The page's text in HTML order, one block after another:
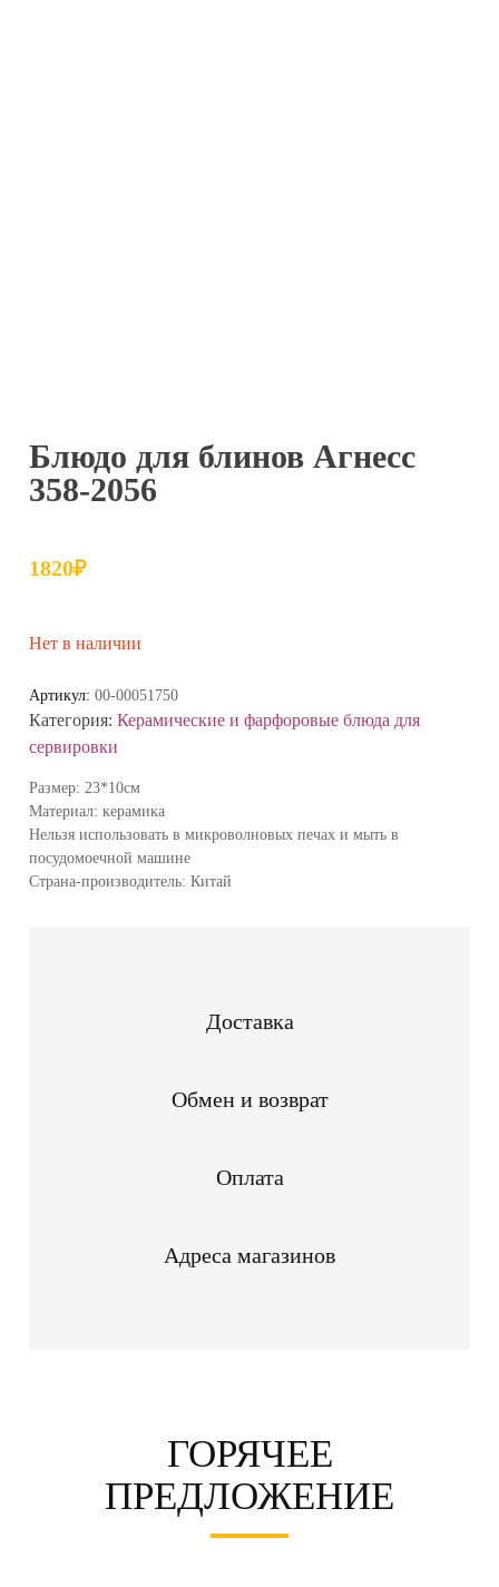
Блюдо для блинов Агнесс
358-2056
1820₽
Нет в наличии
Артикул:00-00051750
Категория:Керамические и фарфоровые блюда для
сервировки
Размер: 23*10см
Материал: керамика
Нельзя использовать в микроволновых печах и мыть в
посудомоечной машине
Страна-производитель: Китай
Доставка
Обмен и возврат
Оплата
Адреса магазинов
ГОРЯЧЕЕ
ПРЕДЛОЖЕНИЕ